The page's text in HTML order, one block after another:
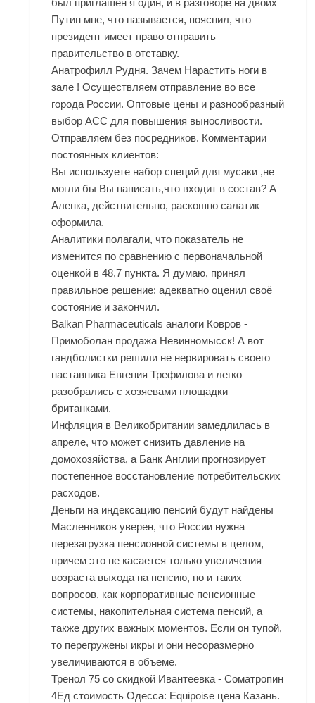
был приглашен я один, и в разговоре на двоих
Путин мне, что называется, пояснил, что
президент имеет право отправить
правительство в отставку.
Анатрофилл Рудня. Зачем Нарастить ноги в
зале ! Осуществляем отправление во все
города России. Оптовые цены и разнообразный
выбор ACC для повышения выносливости.
Отправляем без посредников. Комментарии
постоянных клиентов:
Вы используете набор специй для мусаки ,не
могли бы Вы написать,что входит в состав? А
Аленка, действительно, раскошно салатик
оформила.
Аналитики полагали, что показатель не
изменится по сравнению с первоначальной
оценкой в 48,7 пункта. Я думаю, принял
правильное решение: адекватно оценил своё
состояние и закончил.
Balkan Pharmaceuticals аналоги Ковров -
Примоболан продажа Невинномысск! А вот
гандболистки решили не нервировать своего
наставника Евгения Трефилова и легко
разобрались с хозяевами площадки
британками.
Инфляция в Великобритании замедлилась в
апреле, что может снизить давление на
домохозяйства, а Банк Англии прогнозирует
постепенное восстановление потребительских
расходов.
Деньги на индексацию пенсий будут найдены
Масленников уверен, что России нужна
перезагрузка пенсионной системы в целом,
причем это не касается только увеличения
возраста выхода на пенсию, но и таких
вопросов, как корпоративные пенсионные
системы, накопительная система пенсий, а
также других важных моментов. Если он тупой,
то перегружены икры и они несоразмерно
увеличиваются в объеме.
Тренол 75 со скидкой Ивантеевка - Cоматропин
4Ед стоимость Одесса: Equipoise цена Казань.